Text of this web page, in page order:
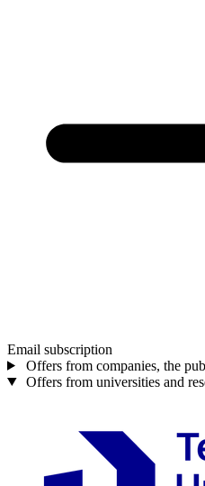
Email subscription
Offers from companies, the
Offers from universities and